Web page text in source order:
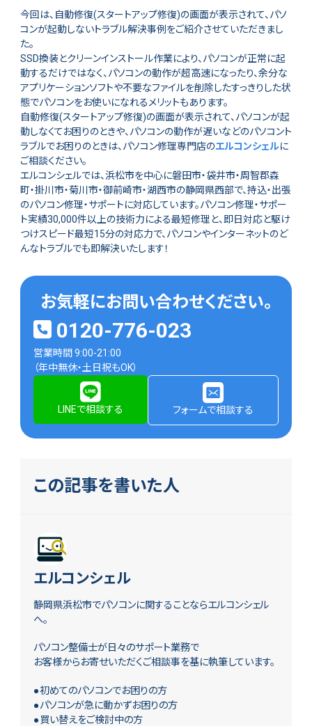
今回は、自動修復(スタートアップ修復)の画面が表示されて、パソ
コンが起動しないトラブル解決事例をご紹介させていただきまし
た。
SSD換装とクリーンインストール作業により、パソコンが正常に起
動するだけではなく、パソコンの動作が超高速になったり、余分な
アプリケーションソフトや不要なファイルを削除したすっきりした状
態でパソコンをお使いになれるメリットもあります。
自動修復(スタートアップ修復)の画面が表示されて、パソコンが起
動しなくてお困りのときや、パソコンの動作が遅いなどのパソコント
ラブルでお困りのときは、パソコン修理専門店のエルコンシェルに
ご相談ください。
エルコンシェルでは、浜松市を中心に磐田市・袋井市・周智郡森
町・掛川市・菊川市・御前崎市・湖西市の静岡県西部で、持込・出張
のパソコン修理・サポートに対応しています。パソコン修理・サポー
ト実績30,000件以上の技術力による最短修理と、即日対応と駆け
つけスピード最短15分の対応力で、パソコンやインターネットのど
んなトラブルでも即解決いたします！
お気軽にお問い合わせください。
0120-776-023
営業時間 9:00-21:00
（年中無休・土日祝もOK）
LINEで相談する フォームで相談する
この記事を書いた人
エルコンシェル
静岡県浜松市でパソコンに関することならエルコンシェル
へ。
パソコン整備士が日々のサポート業務で
お客様からお寄せいただくご相談事を基に執筆しています。
●初めてのパソコンでお困りの方
●パソコンが急に動かずお困りの方
●買い替えをご検討中の方